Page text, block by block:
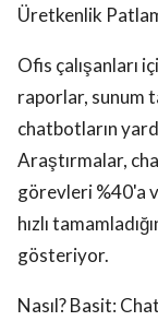
Üretkenlik
Ofis çalışanları
raporlar, sunum
chatbotların
Araştırmalar,
görevleri %40'a
hızlı
gösteriyor.
Nasıl? Basit: